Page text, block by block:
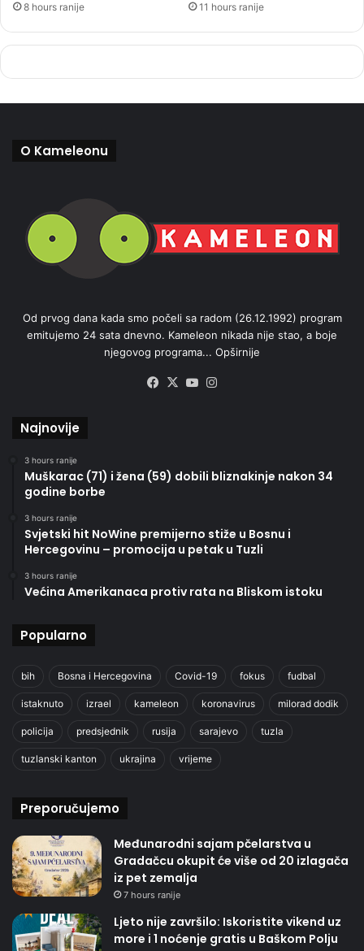
8 hours ranije 11 hours ranije
O Kameleonu
Od prvog dana kada smo počeli sa radom (26.12.1992) program
emitujemo 24 sata dnevno. Kameleon nikada nije stao, a boje
njegovog programa... Opširnije
Facebook
X YouTube
Najnovije
3 hours ranije
Muškarac (71) i žena (59) dobili bliznakinje nakon 34
godine borbe
3 hours ranije
Svjetski hit NoWine premijerno stiže u Bosnu i
Hercegovinu – promocija u petak u Tuzli
3 hours ranije
Većina Amerikanaca protiv rata na Bliskom istoku
Popularno
bih Bosna i Hercegovina Covid-19 fokus fudbal
istaknuto izrael kameleon koronavirus milorad dodik
policija predsjednik rusija sarajevo tuzla
tuzlanski kanton ukrajina vrijeme
Preporučujemo
Međunarodni sajam pčelarstva u
Gradačcu okupit će više od 20 izlagača
iz pet zemalja
7 hours ranije
Ljeto nije završilo: Iskoristite vikend uz
more i 1 noćenje gratis u Baškom Polju